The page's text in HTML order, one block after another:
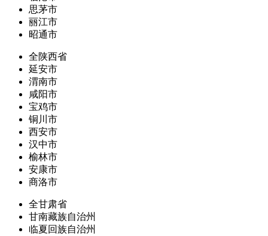
思茅市
丽江市
昭通市
全陕西省
延安市
渭南市
咸阳市
宝鸡市
铜川市
西安市
汉中市
榆林市
安康市
商洛市
全甘肃省
甘南藏族自治州
临夏回族自治州